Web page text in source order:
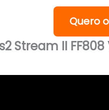
Quero
Stream II